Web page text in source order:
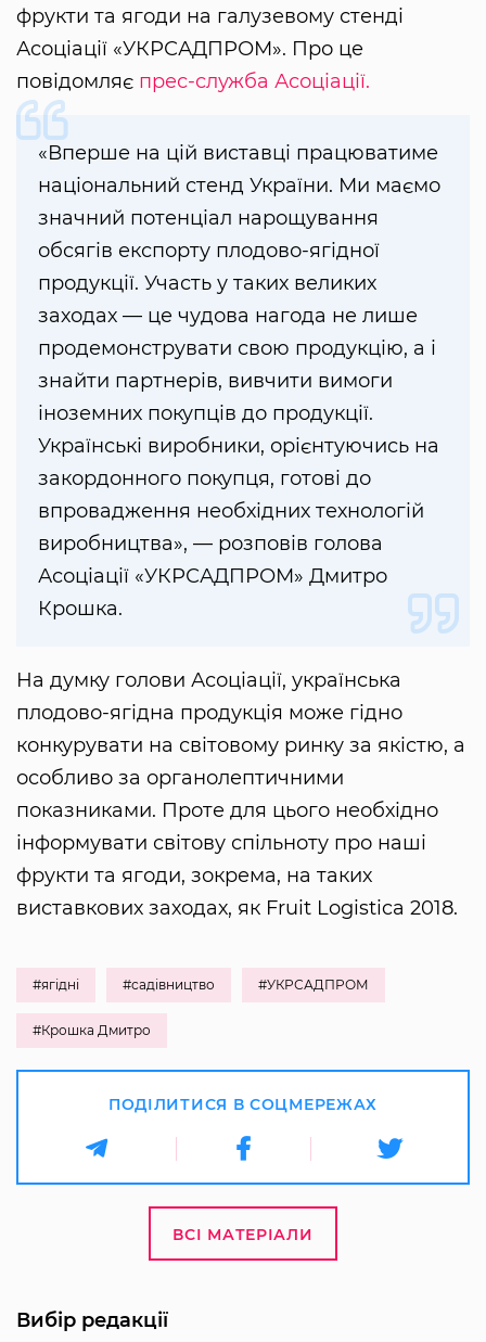
фрукти та ягоди на галузевому стенді
Асоціації «УКРСАДПРОМ». Про це
повідомляє прес-служба Асоціації.
«Вперше на цій виставці працюватиме
національний стенд України. Ми маємо
значний потенціал нарощування
обсягів експорту плодово-ягідної
продукції. Участь у таких великих
заходах — це чудова нагода не лише
продемонструвати свою продукцію, а і
знайти партнерів, вивчити вимоги
іноземних покупців до продукції.
Українські виробники, орієнтуючись на
закордонного покупця, готові до
впровадження необхідних технологій
виробництва», — розповів голова
Асоціації «УКРСАДПРОМ» Дмитро
Крошка.
На думку голови Асоціації, українська
плодово-ягідна продукція може гідно
конкурувати на світовому ринку за якістю, а
особливо за органолептичними
показниками. Проте для цього необхідно
інформувати світову спільноту про наші
фрукти та ягоди, зокрема, на таких
виставкових заходах, як Fruit Logistica 2018.
#ягідні #садівництво #УКРСАДПРОМ
#Крошка Дмитро
ПОДІЛИТИСЯ В СОЦМЕРЕЖАХ
ВСІ МАТЕРІАЛИ
Вибір редакції